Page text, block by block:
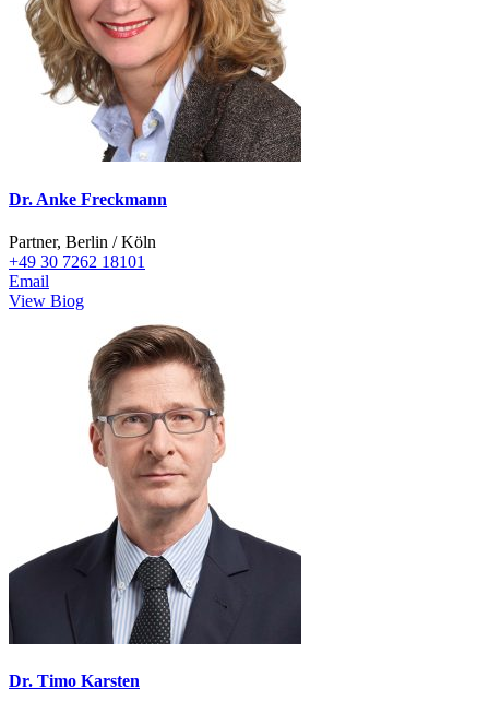
Dr. Anke Freckmann
Partner, Berlin / Köln
+49 30 7262 18101
Email
View Biog
Dr. Timo Karsten